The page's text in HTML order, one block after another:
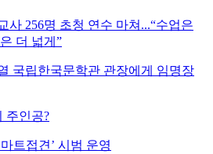
사 256명 초청 연수 마쳐...“수업은
더 넓게”
국립한국문학관 관장에게 임명장
주인공?
트접견’ 시범 운영